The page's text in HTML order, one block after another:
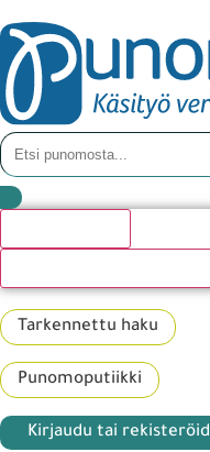
Tarkennettu haku
Punomoputiikki
Kirjaudu tai